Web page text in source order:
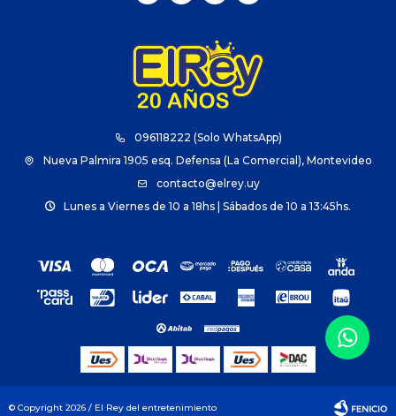
096118222 (Solo WhatsApp)
Nueva Palmira 1905 esq. Defensa (La Comercial), Montevideo
contacto@elrey.uy
Lunes a Viernes de 10 a 18hs | Sábados de 10 a 13:45hs.
© Copyright 2026 / El Rey del entretenimiento